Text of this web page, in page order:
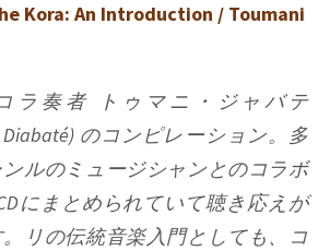
Kora: An Introduction / Toumani
ラ奏者 トゥマニ・ジャバテ
Diabaté) のコンピレーション。多
ルのミュージシャンとのコラボ
にまとめられていて聴き応えが
リの伝統音楽入門としても、コ